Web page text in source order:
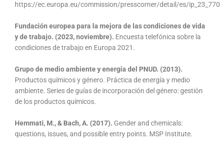
https://ec.europa.eu/commission/presscorner/detail/es/ip_23_770
Fundación europea para la mejora de las condiciones de vida
y de trabajo. (2023, noviembre). Encuesta telefónica sobre la
condiciones de trabajo en Europa 2021.
Grupo de medio ambiente y energía del PNUD. (2013).
Productos químicos y género. Práctica de energía y medio
ambiente. Series de guías de incorporación del género: gestión
de los productos químicos.
Hemmati, M., & Bach, A. (2017). Gender and chemicals:
questions, issues, and possible entry points. MSP Institute.